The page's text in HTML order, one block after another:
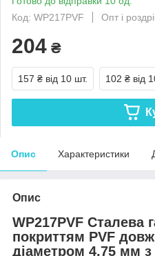
Код: WP217PVF
Опт і
204 ₴
157 ₴ від 10 шт. 102 ₴ від
Опис Характеристики
Опис
WP217PVF Сталева
покриттям PVF
діаметром 4,75 мм з